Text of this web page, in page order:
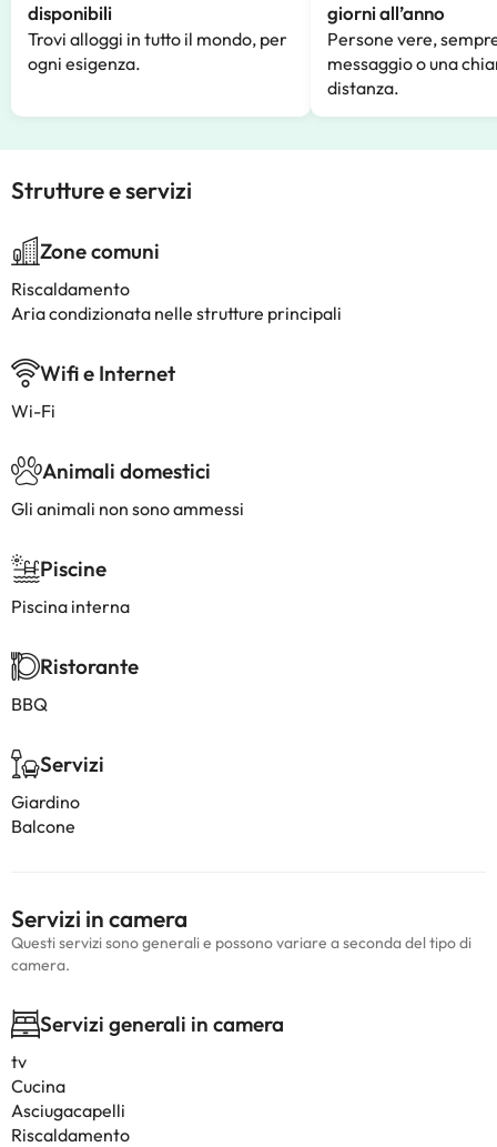
disponibili
Trovi alloggi in tutto il mondo, per
ogni esigenza.
giorni all’anno
Persone vere,
messaggio o una
distanza.
Strutture e servizi
Zone comuni
Riscaldamento
Aria condizionata nelle strutture principali
Wifi e Internet
Wi-Fi
Animali domestici
Gli animali non sono ammessi
Piscine
Piscina interna
Ristorante
BBQ
Servizi
Giardino
Balcone
Servizi in camera
Questi servizi sono generali e possono variare a seconda del tipo di
camera.
Servizi generali in camera
tv
Cucina
Asciugacapelli
Riscaldamento